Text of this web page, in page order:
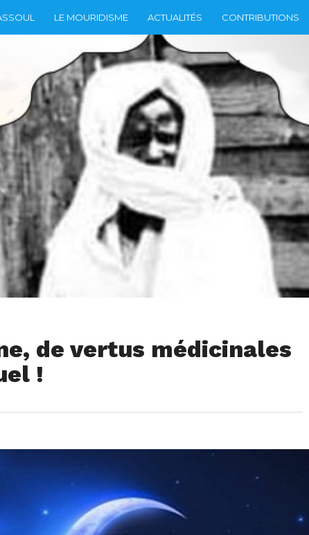
LE MOURIDISME ACTUALITÉS CONTRIBUTIONS
de vertus médicinales
!